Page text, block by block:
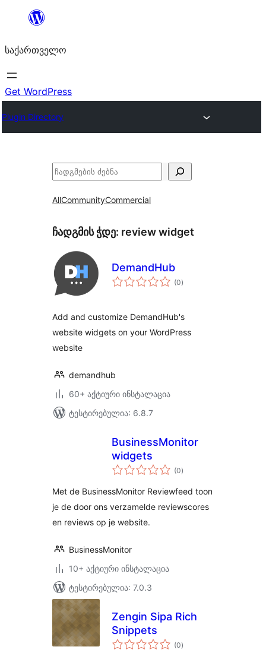
შიგთავსზე
საქართველო
Get WordPress
Plugin Directory
ძებნა
AllCommunityCommercial
ჩადგმის ჭდე: review widget
DemandHub
(0საერთო
რეიტინგი
)
Add and customize DemandHub's
website widgets on your WordPress
website
demandhub
60+ აქტიური ინსტალაცია
ტესტირებულია: 6.8.7
BusinessMonitor
widgets
(0საერთო
რეიტინგი
)
Met de BusinessMonitor Reviewfeed toon
je de door ons verzamelde reviewscores
en reviews op je website.
BusinessMonitor
10+ აქტიური ინსტალაცია
ტესტირებულია: 7.0.3
Zengin Sipa Rich
Snippets
(0საერთო
რეიტინგი
)